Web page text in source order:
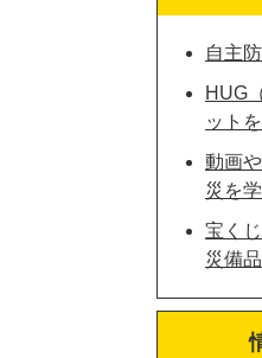
自主
HUG
ット
動画
災を
宝く
災備